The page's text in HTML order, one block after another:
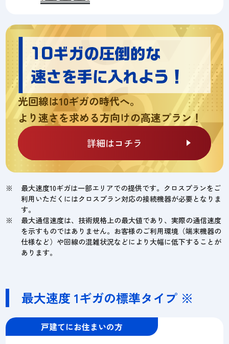
光回線は10ギガの時代へ。
より速さを求める方向けの高速プラン！
詳細はコチラ
最大速度10ギガは一部エリアでの提供です。クロスプランをご
利用いただくにはクロスプラン対応の接続機器が必要となりま
す。
最大通信速度は、技術規格上の最大値であり、実際の通信速度
を示すものではありません。お客様のご利用環境（端末機器の
仕様など）や回線の混雑状況などにより大幅に低下することが
あります。
最大速度 1ギガの標準タイプ ※
戸建てにお住まいの方